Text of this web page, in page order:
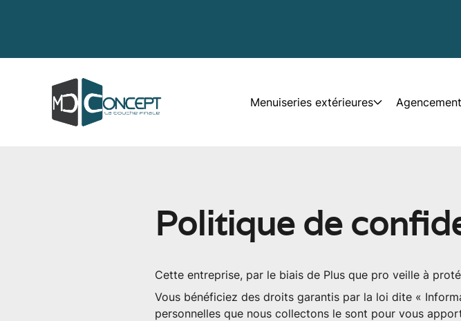
Menuiseries extérieures
Politique de
Cette entreprise, par le biais de Plus que pro veille à
Vous bénéficiez des droits garantis par la loi dite «
personnelles que nous collectons le sont pour vous